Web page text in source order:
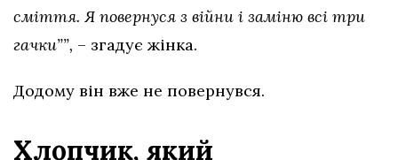
сміття. Я повернуся з війни і заміню всі три
гачки””, – згадує жінка.
Додому він вже не повернувся.
Хлопчик, який